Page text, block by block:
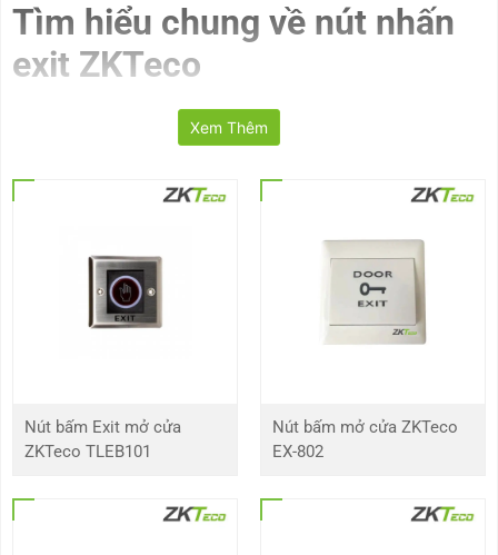
Tìm hiểu chung về nút nhấn
exit ZKTeco
là thành phần trong hệ thống kiểm soát ra vào và
quản lý chấm công của tổ chức. Trong những tình huống khẩn cấp như hỏa
hỗ trợ người dùng thoát khỏi các thiết bị công nghệ trong hệ thống
điều khiển tự động. Sản phẩm thường được chế tạo bởi chất liệu bền bỉ,
chịu được điều kiện khắc nghiệt của môi trường làm việc.
Xem Thêm
Nút bấm Exit mở cửa
ZKTeco TLEB101
Nút bấm mở cửa ZKTeco
EX-802